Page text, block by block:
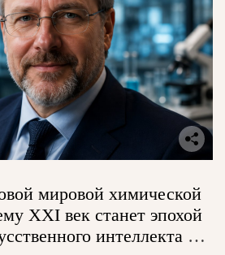
мировой химической
XXI век станет эпохой
интеллекта и